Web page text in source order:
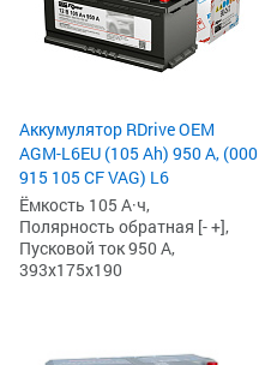
Аккумулятор RDrive OEM
AGM-L6EU (105 Ah) 950 А, (000
915 105 CF VAG) L6
Ёмкость 105 А·ч,
Полярность обратная [- +],
Пусковой ток 950 А,
393x175x190